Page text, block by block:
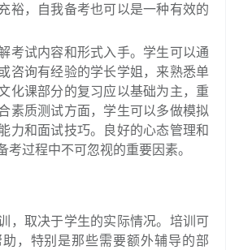
裕，自我备考也可以是一种有效的
考试内容和形式入手。学生可以通
咨询有经验的学长学姐，来熟悉单
化课部分的复习应以基础为主，重
素质测试方面，学生可以多做模拟
力和面试技巧。良好的心态管理和
考过程中不可忽视的重要因素。
，取决于学生的实际情况。培训可
，特别是那些需要额外辅导的部